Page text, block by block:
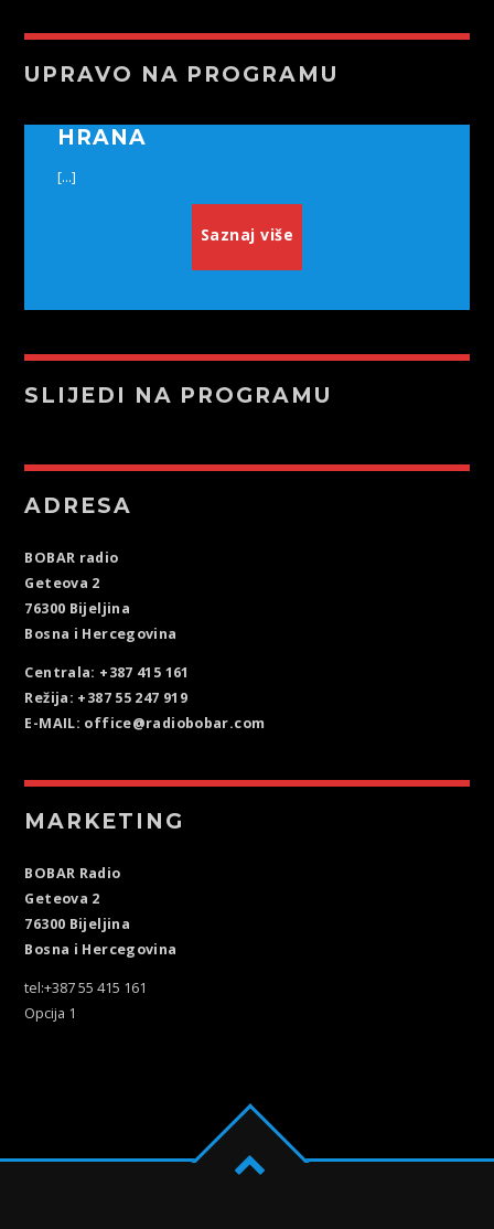
UPRAVO NA PROGRAMU
HRANA
[...]
Saznaj više
SLIJEDI NA PROGRAMU
ADRESA
BOBAR radio
Geteova 2
76300 Bijeljina
Bosna i Hercegovina
Centrala: +387 415 161
Režija: +387 55 247 919
E-MAIL: office@radiobobar.com
MARKETING
BOBAR Radio
Geteova 2
76300 Bijeljina
Bosna i Hercegovina
tel:+387 55 415 161
Opcija 1